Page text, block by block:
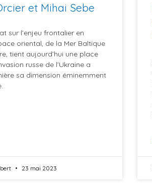
et Mihai Sebe
sur l’enjeu frontalier en
oriental, de la Mer Baltique
tient aujourd’hui une place
russe de l’Ukraine a
sa dimension éminemment
23 mai 2023